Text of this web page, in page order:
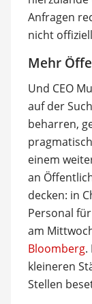
Anfragen
nicht
Mehr
Und CEO
auf der
beharren,
einem
an
decken: in
Personal
am
Bloomberg.
kleineren
Stellen